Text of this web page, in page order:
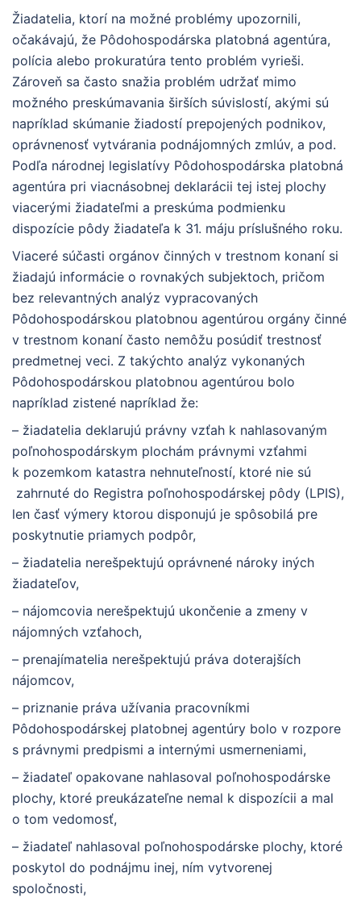
Žiadatelia, ktorí na možné problémy upozornili,
očakávajú, že Pôdohospodárska platobná agentúra,
polícia alebo prokuratúra tento problém vyrieši.
Zároveň sa často snažia problém udržať mimo
možného preskúmavania širších súvislostí, akými sú
napríklad skúmanie žiadostí prepojených podnikov,
oprávnenosť vytvárania podnájomných zmlúv, a pod.
Podľa národnej legislatívy Pôdohospodárska platobná
agentúra pri viacnásobnej deklarácii tej istej plochy
viacerými žiadateľmi a preskúma podmienku
dispozície pôdy žiadateľa k 31. máju príslušného roku.
Viaceré súčasti orgánov činných v trestnom konaní si
žiadajú informácie o rovnakých subjektoch, pričom
bez relevantných analýz vypracovaných
Pôdohospodárskou platobnou agentúrou orgány činné
v trestnom konaní často nemôžu posúdiť trestnosť
predmetnej veci. Z takýchto analýz vykonaných
Pôdohospodárskou platobnou agentúrou bolo
napríklad zistené napríklad že:
– žiadatelia deklarujú právny vzťah k nahlasovaným
poľnohospodárskym plochám právnymi vzťahmi
k pozemkom katastra nehnuteľností, ktoré nie sú
zahrnuté do Registra poľnohospodárskej pôdy (LPIS),
len časť výmery ktorou disponujú je spôsobilá pre
poskytnutie priamych podpôr,
– žiadatelia nerešpektujú oprávnené nároky iných
žiadateľov,
– nájomcovia nerešpektujú ukončenie a zmeny v
nájomných vzťahoch,
– prenajímatelia nerešpektujú práva doterajších
nájomcov,
– priznanie práva užívania pracovníkmi
Pôdohospodárskej platobnej agentúry bolo v rozpore
s právnymi predpismi a internými usmerneniami,
– žiadateľ opakovane nahlasoval poľnohospodárske
plochy, ktoré preukázateľne nemal k dispozícii a mal
o tom vedomosť,
– žiadateľ nahlasoval poľnohospodárske plochy, ktoré
poskytol do podnájmu inej, ním vytvorenej
spoločnosti,